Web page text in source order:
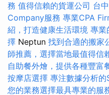
務 值得信賴的貨運公司 台
Company服務 專業CPA
紹，打造健康生活環境 專業
擇 Neptun 找到合適的搬家
師推薦，選擇當地最值得信
自助餐外燴，提供各種豐富
按摩店選擇 專注數據分析的
您的業務選擇最具專業的服